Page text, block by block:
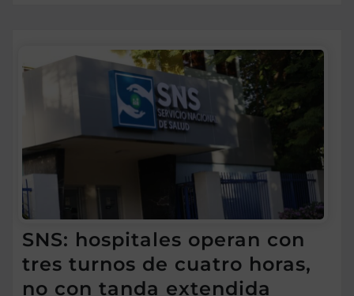
SNS: hospitales operan con
tres turnos de cuatro horas,
no con tanda extendida